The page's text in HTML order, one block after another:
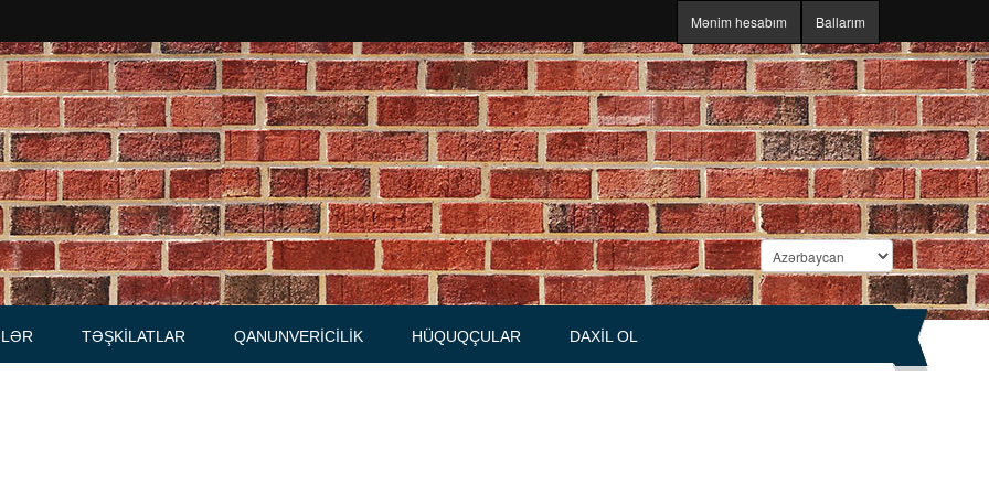
Mənim hesabım Ballarım
qaydalar
TƏŞKILATLAR
Məhkəmələr
Notariuslar
Prokurorluqlar
Vəkil qurumları
QANUNVERICILIK HÜQUQÇULAR DAXIL OL